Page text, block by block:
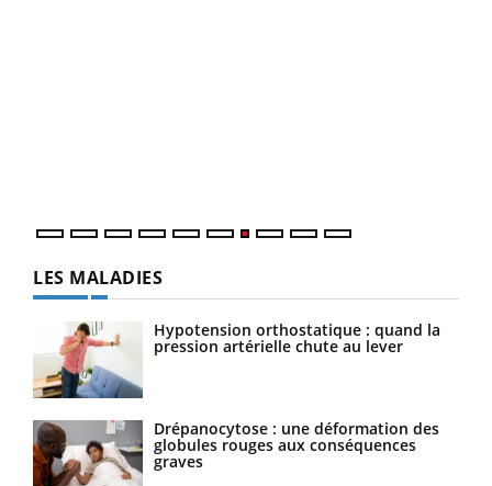
LES MALADIES
Hypotension orthostatique : quand la
pression artérielle chute au lever
Drépanocytose : une déformation des
globules rouges aux conséquences
graves